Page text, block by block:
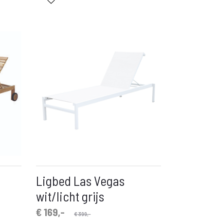
Ligbed Las Vegas
wit/licht grijs
€399,-
Oorspronkelijke
€169,-
Huidige